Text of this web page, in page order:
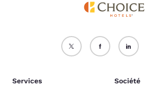
Services Société